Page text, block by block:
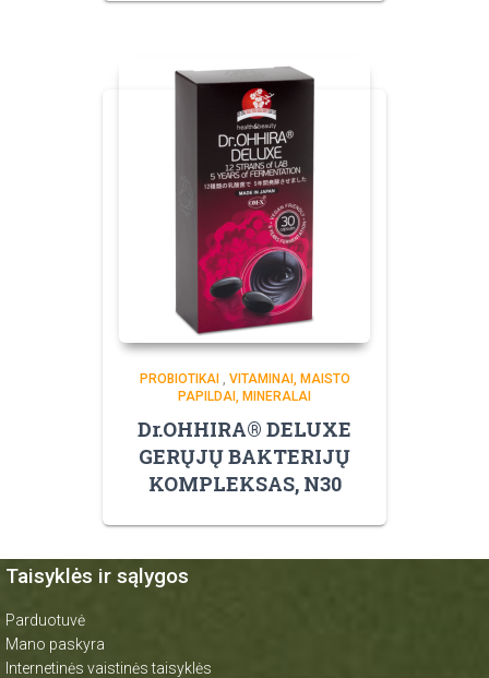
PROBIOTIKAI, VITAMINAI, MAISTO
PAPILDAI, MINERALAI
Dr.OHHIRA® DELUXE
GERŲJŲ BAKTERIJŲ
KOMPLEKSAS, N30
Taisyklės ir sąlygos
Parduotuvė
Mano paskyra
Internetinės vaistinės taisyklės